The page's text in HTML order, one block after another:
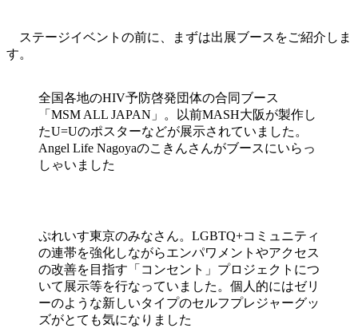
ステージイベントの前に、まずは出展ブースをご紹介しま
す。
全国各地のHIV予防啓発団体の合同ブース
「MSM ALL JAPAN」。以前MASH大阪が製作し
たU=Uのポスターなどが展示されていました。
Angel Life Nagoyaのこきんさんがブースにいらっ
しゃいました
ぷれいす東京のみなさん。LGBTQ+コミュニティ
の連帯を強化しながらエンパワメントやアクセス
の改善を目指す「コンセント」プロジェクトにつ
いて展示等を行なっていました。個人的にはゼリ
ーのような新しいタイプのセルフプレジャーグッ
ズがとても気になりました